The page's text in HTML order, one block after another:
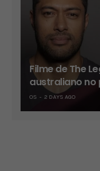
Filme de The
australiano no
OS 2 DAYS AGO